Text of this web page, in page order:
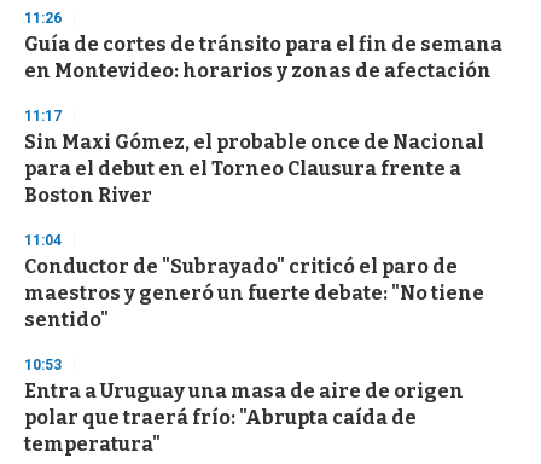
d
s
o
f
3
s
c
o
d
s
11:26
Guía de cortes de tránsito para el fin de semana
en Montevideo: horarios y zonas de afectación
11:17
Sin Maxi Gómez, el probable once de Nacional
para el debut en el Torneo Clausura frente a
Boston River
11:04
Conductor de "Subrayado" criticó el paro de
maestros y generó un fuerte debate: "No tiene
sentido"
10:53
Entra a Uruguay una masa de aire de origen
polar que traerá frío: "Abrupta caída de
temperatura"